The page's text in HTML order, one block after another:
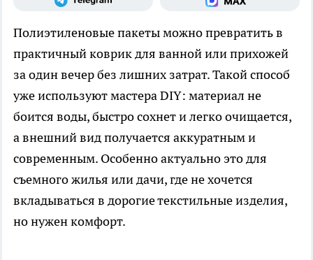
Полиэтиленовые пакеты можно превратить в
практичный коврик для ванной или прихожей
за один вечер без лишних затрат. Такой способ
уже используют мастера DIY: материал не
боится воды, быстро сохнет и легко очищается,
а внешний вид получается аккуратным и
современным. Особенно актуально это для
съемного жилья или дачи, где не хочется
вкладываться в дорогие текстильные изделия,
но нужен комфорт.